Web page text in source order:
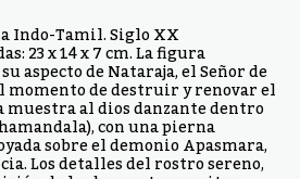
Indo-Tamil. Siglo XX
23 x 14 x 7 cm. La figura
aspecto de Nataraja, el Señor de
momento de destruir y renovar el
al dios danzante dentro
con una pierna
sobre el demonio Apasmara,
Los detalles del rostro sereno,